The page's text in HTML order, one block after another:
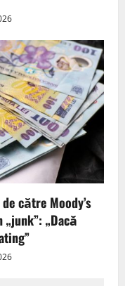
către Moody’s
„Dacă